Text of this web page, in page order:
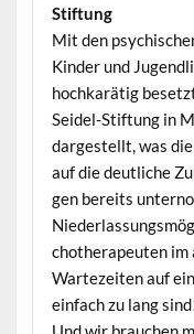
Stiftung
Mit den
Kinder und
hochkarätig
Sei­del-Stiftung in
dargestellt, was
auf die deut­liche
gen bere­its
chother­a­peuten im
Wartezeit­en auf
ein­fach zu lang